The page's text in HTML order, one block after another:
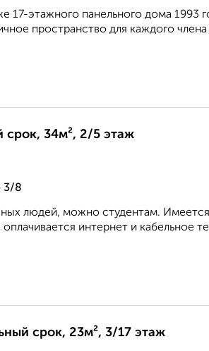
17-этажного панельного дома 1993
пространство для каждого
срок, 34м², 2/5 этаж
3/8
людей, можно студентам.
интернет и кабельное
срок, 23м², 3/17 этаж